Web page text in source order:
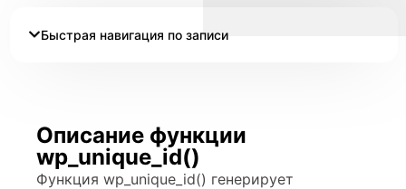
Быстрая навигация по записи
Описание функции
wp_unique_id()
Функция wp_unique_id() генерирует